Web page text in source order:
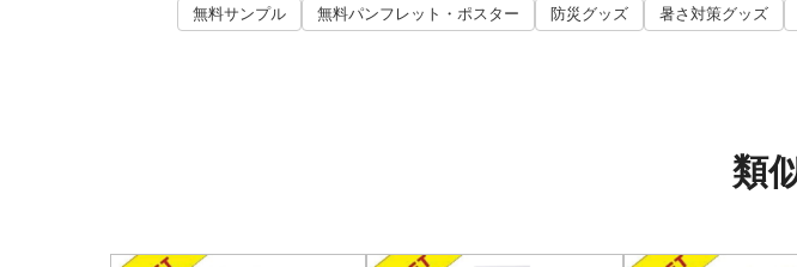
無料サンプル 無料パンフレット・ポスター 防災グッズ 暑さ対策グッズ
類